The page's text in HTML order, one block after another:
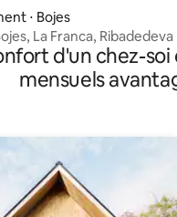
⋅ Bojes
La Franca, Ribadedeva
d'un chez-soi
mensuels